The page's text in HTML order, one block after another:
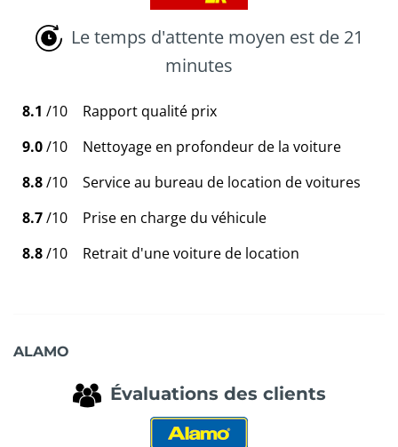
Le temps d'attente moyen est de 21
minutes
8.1 /10
Rapport qualité prix
9.0/10
Nettoyage en profondeur de la voiture
8.8/10
Service au bureau de location de voitures
8.7/10
Prise en charge du véhicule
8.8/10 Retrait d'une voiture de location
ALAMO
Évaluations des clients